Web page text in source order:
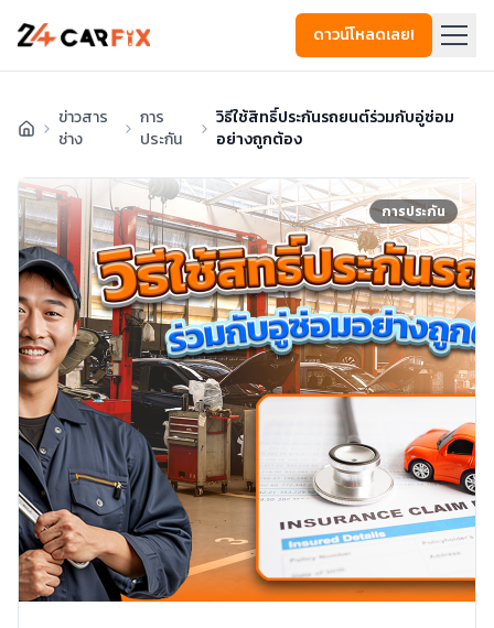
ดาวน์โหลดเลย!
ข่าวสาร
ช่าง
การ
ประกัน
วิธีใช้สิทธิ์ประกันรถยนต์ร่วมกับอู่ซ่อม
อย่างถูกต้อง
การประกัน